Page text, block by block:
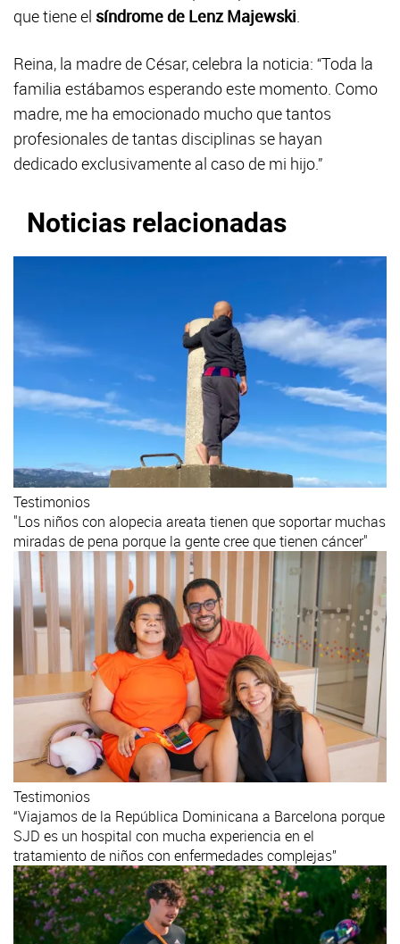
que tiene el síndrome de Lenz Majewski
Reina, la madre de César, celebra la noticia: “Toda la
familia estábamos esperando este momento. Como
madre, me ha emocionado mucho que tantos
profesionales de tantas disciplinas se hayan
dedicado exclusivamente al caso de mi hijo.”
Noticias relacionadas
Testimonios
"Los niños con alopecia areata tienen que soportar muchas
miradas de pena porque la gente cree que tienen cáncer"
Testimonios
“Viajamos de la República Dominicana a Barcelona porque
SJD es un hospital con mucha experiencia en el
tratamiento de niños con enfermedades complejas”